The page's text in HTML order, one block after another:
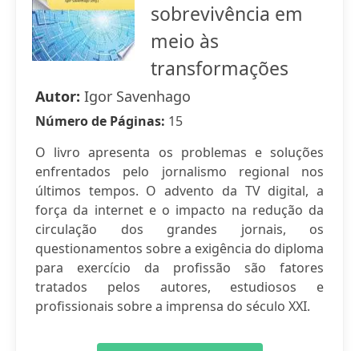
sobrevivência em
meio às
transformações
Autor: Igor Savenhago
Número de Páginas: 15
O livro apresenta os problemas e soluções
enfrentados pelo jornalismo regional nos
últimos tempos. O advento da TV digital, a
força da internet e o impacto na redução da
circulação dos grandes jornais, os
questionamentos sobre a exigência do diploma
para exercício da profissão são fatores
tratados pelos autores, estudiosos e
profissionais sobre a imprensa do século XXI.